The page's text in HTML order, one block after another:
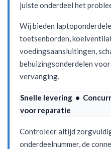
juiste onderdeel het
Wij bieden
toetsenborden,
voedingsaansluitingen,
behuizingsonderdelen
vervanging.
Snelle levering •
voor reparatie
Controleer altijd
onderdeelnummer, de